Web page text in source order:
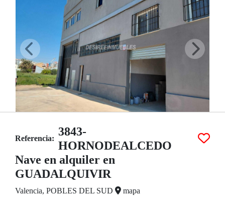
Referencia:
3843-
HORNODEALCEDO
Nave en alquiler en
GUADALQUIVIR
Valencia, POBLES DEL SUD mapa